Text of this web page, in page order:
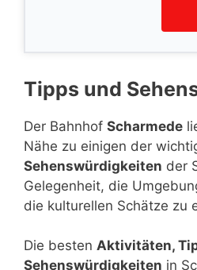
Tipps und
Der Bahnhof Scharmede
Nähe zu einigen der
Sehenswürdigkeiten der
Gelegenheit, die
die kulturellen Schätze zu
Die besten Aktivitäten,
Sehenswürdigkeiten in